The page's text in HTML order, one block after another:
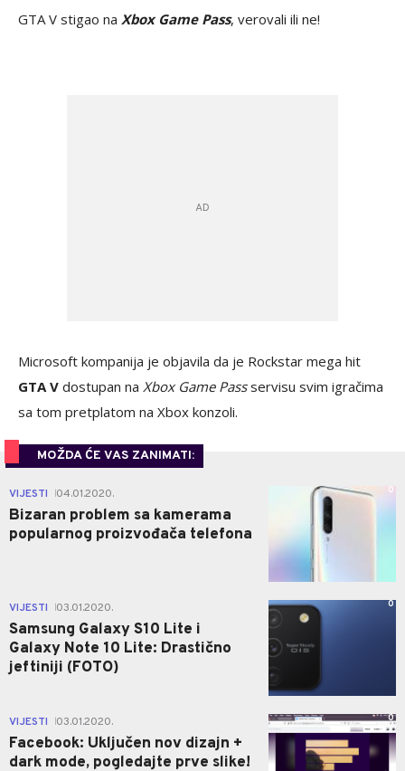
GTA V stigao na Xbox Game Pass, verovali ili ne!
Microsoft kompanija je objavila da je Rockstar mega hit
GTA V dostupan na Xbox Game Passservisu svim igračima
sa tom pretplatom na Xbox konzoli.
MOŽDA ĆE VAS ZANIMATI:
VIJESTI 04.01.2020.
Bizaran problem sa kamerama
popularnog proizvođača telefona
0
VIJESTI 03.01.2020.
Samsung Galaxy S10 Lite i
Galaxy Note 10 Lite: Drastično
jeftiniji (FOTO)
0
VIJESTI 03.01.2020.
Facebook: Uključen nov dizajn +
dark mode, pogledajte prve slike!
0